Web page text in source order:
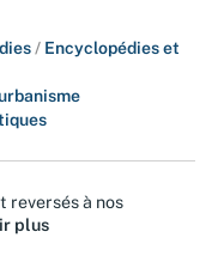
/ Encyclopédies et
reversés à nos
plus